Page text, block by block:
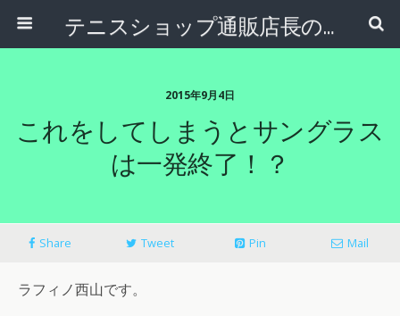
テニスショップ通販店長のブログ＠テニスショップLAFINO 西山克久
2015年9月4日
これをしてしまうとサングラス
は一発終了！？
Share Tweet Pin Mail
ラフィノ西山です。